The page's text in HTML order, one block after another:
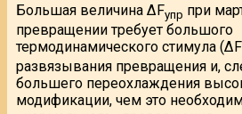
Большая величина ∆Fупр при
превращении требует большого
термодинамического стимула (∆F
развязывания превращения и,
большего переохлаждения
модификации, чем это